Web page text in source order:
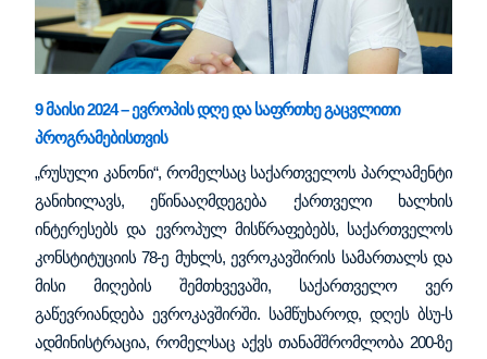
9 მაისი 2024 – ევროპის დღე და საფრთხე გაცვლითი
პროგრამებისთვის
„რუსული კანონი“, რომელსაც საქართველოს პარლამენტი
განიხილავს, ეწინააღმდეგება ქართველი ხალხის
ინტერესებს და ევროპულ მისწრაფებებს, საქართველოს
კონსტიტუციის 78-ე მუხლს, ევროკავშირის სამართალს და
მისი მიღების შემთხვევაში, საქართველო ვერ
გაწევრიანდება ევროკავშირში. სამწუხაროდ, დღეს ბსუ-ს
ადმინისტრაცია, რომელსაც აქვს თანამშრომლობა 200-ზე